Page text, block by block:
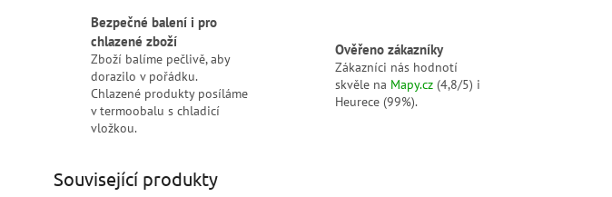
Bezpečné balení i pro
chlazené zboží
Zboží balíme pečlivě, aby
dorazilo v pořádku.
Chlazené produkty posíláme
v termoobalu s chladicí
vložkou.
Ověřeno zákazníky
Zákazníci nás hodnotí
skvěle na Mapy.cz (4,8/5) i
Heurece (99%).
Související produkty